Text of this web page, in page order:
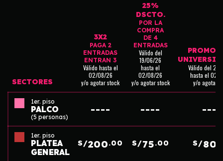
SECTORES
3X2
PAGA 2
ENTRADAS
ENTRAN 3
Válido hasta el
02/08/26
y/o agotar stock
25%
DSCTO.
POR LA
COMPRA
DE 4
ENTRADAS
Válido del
19/06/26
hasta el
02/08/26
y/o agotar stock
Válido del
hasta el 02/
y/o agotar
1er. piso
PALCO
(5 personas)
---- ---- ----
1er. piso
PLATEA
GENERAL
S/200.00 S/75.00 S/80